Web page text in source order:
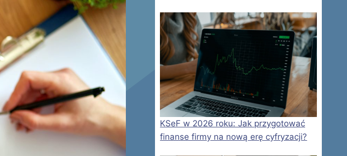
KSeF w 2026 roku: Jak przygotować
finanse firmy na nową erę cyfryzacji?